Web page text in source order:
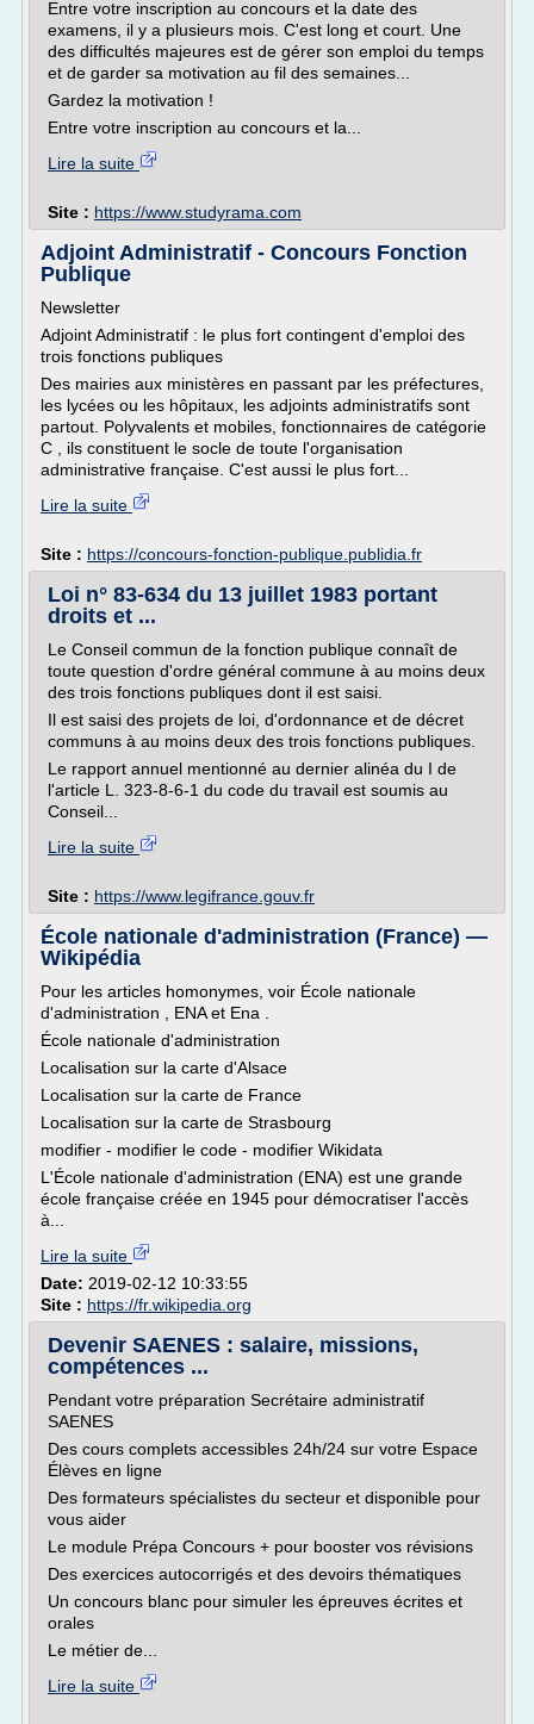
Entre votre inscription au concours et la date des
examens, il y a plusieurs mois. C'est long et court. Une
des difficultés majeures est de gérer son emploi du temps
et de garder sa motivation au fil des semaines...
Gardez la motivation !
Entre votre inscription au concours et la...
Lire la suite
Site : https://www.studyrama.com
Adjoint Administratif - Concours Fonction
Publique
Newsletter
Adjoint Administratif : le plus fort contingent d'emploi des
trois fonctions publiques
Des mairies aux ministères en passant par les préfectures,
les lycées ou les hôpitaux, les adjoints administratifs sont
partout. Polyvalents et mobiles, fonctionnaires de catégorie
C , ils constituent le socle de toute l'organisation
administrative française. C'est aussi le plus fort...
Lire la suite
Site : https://concours-fonction-publique.publidia.fr
Loi n° 83-634 du 13 juillet 1983 portant
droits et ...
Le Conseil commun de la fonction publique connaît de
toute question d'ordre général commune à au moins deux
des trois fonctions publiques dont il est saisi.
Il est saisi des projets de loi, d'ordonnance et de décret
communs à au moins deux des trois fonctions publiques.
Le rapport annuel mentionné au dernier alinéa du I de
l'article L. 323-8-6-1 du code du travail est soumis au
Conseil...
Lire la suite
Site : https://www.legifrance.gouv.fr
École nationale d'administration (France) —
Wikipédia
Pour les articles homonymes, voir École nationale
d'administration , ENA et Ena .
École nationale d'administration
Localisation sur la carte d'Alsace
Localisation sur la carte de France
Localisation sur la carte de Strasbourg
modifier - modifier le code - modifier Wikidata
L'École nationale d'administration (ENA) est une grande
école française créée en 1945 pour démocratiser l'accès
à...
Lire la suite
Date: 2019-02-12 10:33:55
Site : https://fr.wikipedia.org
Devenir SAENES : salaire, missions,
compétences ...
Pendant votre préparation Secrétaire administratif
SAENES
Des cours complets accessibles 24h/24 sur votre Espace
Élèves en ligne
Des formateurs spécialistes du secteur et disponible pour
vous aider
Le module Prépa Concours + pour booster vos révisions
Des exercices autocorrigés et des devoirs thématiques
Un concours blanc pour simuler les épreuves écrites et
orales
Le métier de...
Lire la suite